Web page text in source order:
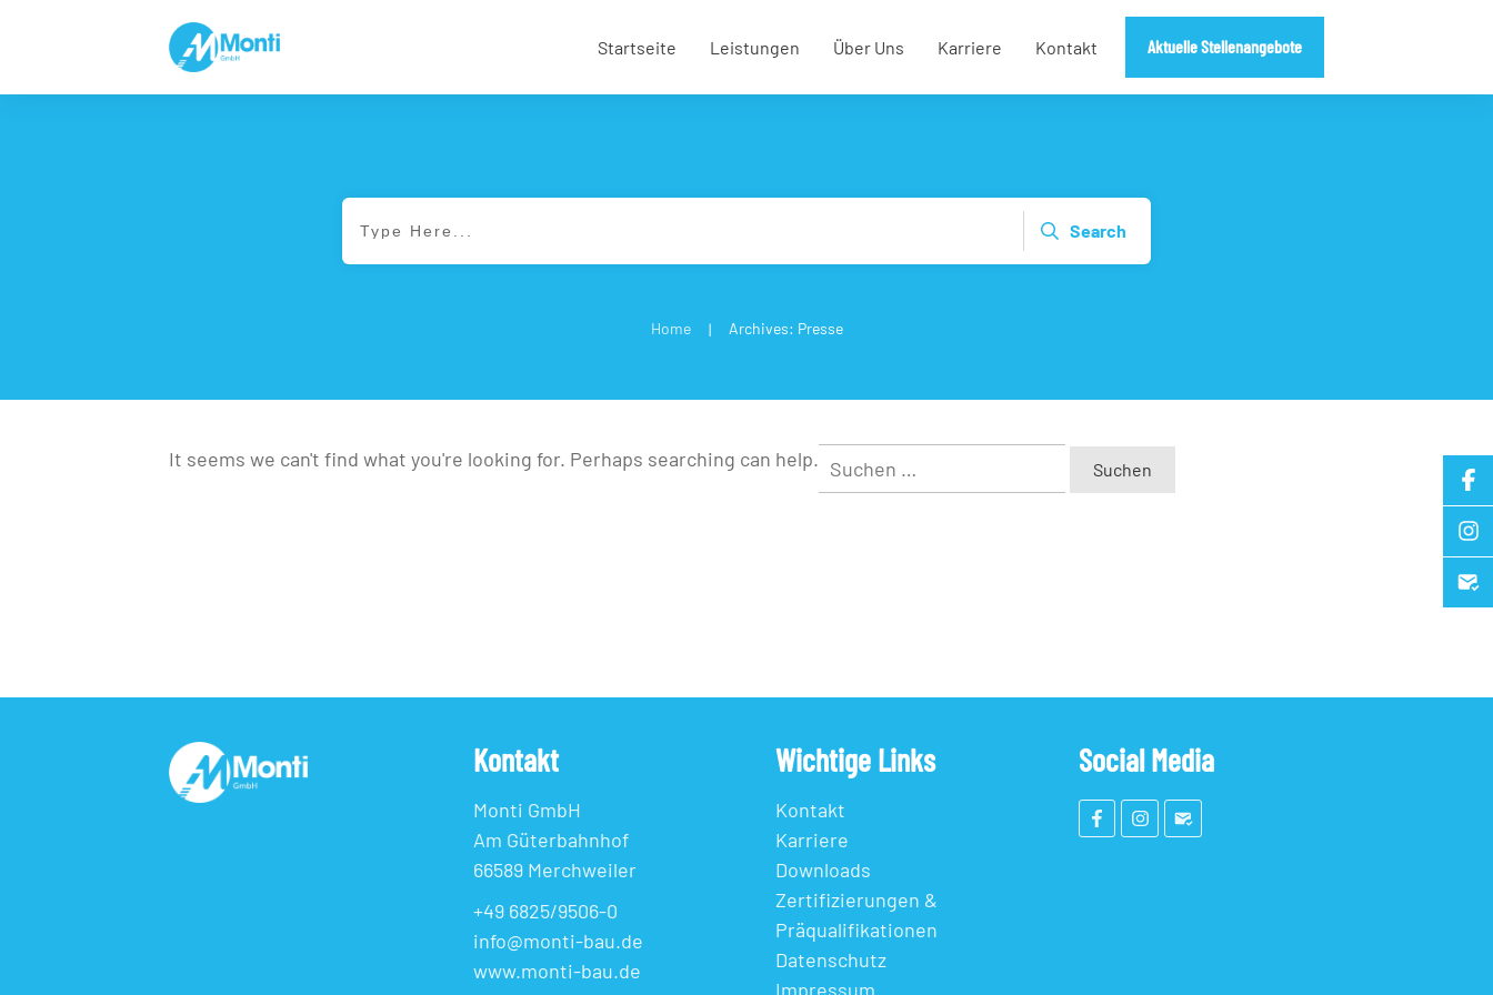
Startseite Leistungen Über Uns Karriere Kontakt Aktuelle Stellenangebote
Search
Home | Archives: Presse
It seems we can't find what you're looking for. Perhaps searching can help. Suchen
nach:
Kontakt
Monti GmbH
Am Güterbahnhof
66589 Merchweiler
+49 6825/9506-0
info@monti-bau.de
www.monti-bau.de
Wichtige Links
Kontakt
Karriere
Downloads
Zertifizierungen &
Präqualifikationen
Datenschutz
Impressum
Social Media